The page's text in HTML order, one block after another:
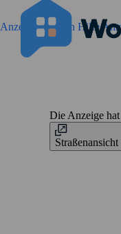
Geh zu der Seiteinhalt
Anzeigen suchen Hilfe
Die Anzeige
Straßenansicht